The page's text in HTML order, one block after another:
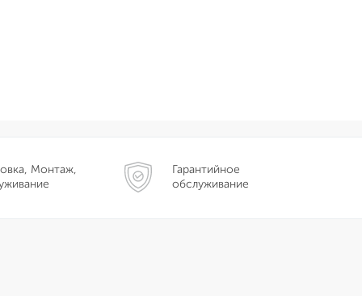
Монтаж,
Гарантийное
обслуживание